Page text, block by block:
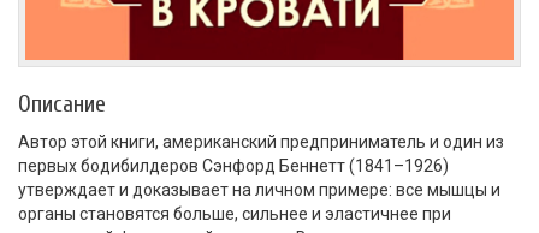
Описание
Автор этой книги, американский предприниматель и один из
первых бодибилдеров Сэнфорд Беннетт (1841–1926)
утверждает и доказывает на личном примере: все мышцы и
органы становятся больше, сильнее и эластичнее при